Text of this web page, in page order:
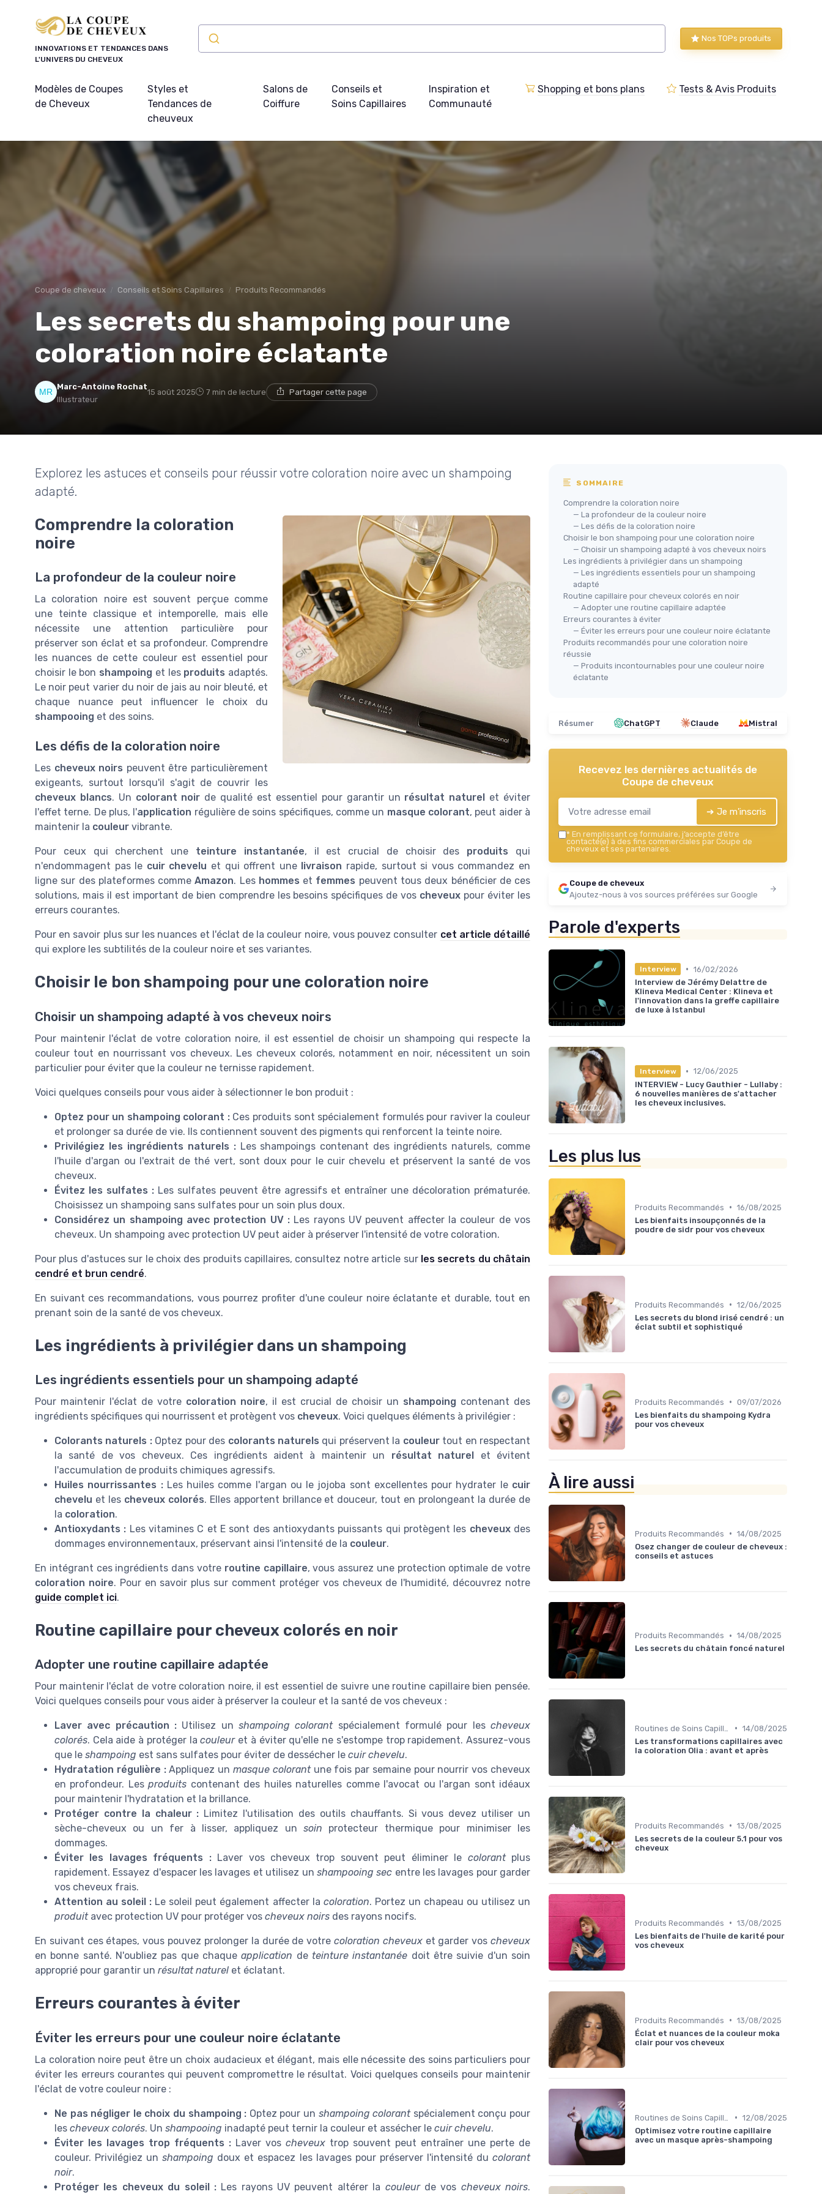
INNOVATIONS ET TENDANCES DANS
L'UNIVERS DU CHEVEUX
Nos TOPs produits
Modèles de Coupes
de Cheveux
Styles et
Tendances de
cheuveux
Salons de
Coiffure
Conseils et
Soins Capillaires
Inspiration et
Communauté
Shopping et bons plans Tests & Avis Produits
Coupe de cheveux Conseils et Soins Capillaires Produits Recommandés
Les secrets du shampoing pour une
coloration noire éclatante
Marc-Antoine Rochat
Illustrateur
15 août 2025 7 min de lecture Partager cette page
Explorez les astuces et conseils pour réussir votre coloration noire avec un shampoing
adapté.
Comprendre la coloration
noire
La profondeur de la couleur noire
La coloration noire est souvent perçue comme
une teinte classique et intemporelle, mais elle
nécessite une attention particulière pour
préserver son éclat et sa profondeur. Comprendre
les nuances de cette couleur est essentiel pour
choisir le bon shampoing et les produits adaptés.
Le noir peut varier du noir de jais au noir bleuté, et
chaque nuance peut influencer le choix du
shampooing et des soins.
Les défis de la coloration noire
Les cheveux noirs peuvent être particulièrement
exigeants, surtout lorsqu'il s'agit de couvrir les
cheveux blancs. Un colorant noir de qualité est essentiel pour garantir un résultat naturel
et éviter
l'effet terne. De plus, l'application régulière de soins spécifiques, comme un masque colorant, peut aider à
maintenir la couleur vibrante.
Pour ceux qui cherchent une teinture instantanée, il est crucial de choisir des produits qui
n'endommagent pas le cuir chevelu et qui offrent une livraison rapide, surtout si vous commandez en
ligne sur des plateformes commeAmazon. Les hommes et femmes peuvent tous deux bénéficier de ces
solutions, mais il est important de bien comprendre les besoins spécifiques de vos cheveux pour éviter les
erreurs courantes.
Pour en savoir plus sur les nuances et l'éclat de la couleur noire, vous pouvez consulter cet article détaillé
qui explore les subtilités de la couleur noire et ses variantes.
Choisir le bon shampoing pour une coloration noire
Choisir un shampoing adapté à vos cheveux noirs
Pour maintenir l'éclat de votre coloration noire, il est essentiel de choisir un shampoing qui respecte la
couleur tout en nourrissant vos cheveux. Les cheveux colorés, notamment en noir, nécessitent un soin
particulier pour éviter que la couleur ne ternisse rapidement.
Voici quelques conseils pour vous aider à sélectionner le bon produit :
Optez pour un shampoing colorant :Ces produits sont spécialement formulés pour raviver la couleur
et prolonger sa durée de vie. Ils contiennent souvent des pigments qui renforcent la teinte noire.
Privilégiez les ingrédients naturels :Les shampoings contenant des ingrédients naturels, comme
l'huile d'argan ou l'extrait de thé vert, sont doux pour le cuir chevelu et préservent la santé de vos
cheveux.
Évitez les sulfates : Les sulfates peuvent être agressifs et entraîner une décoloration prématurée.
Choisissez un shampoing sans sulfates pour un soin plus doux.
Considérez un shampoing avec protection UV : Les rayons UV peuvent affecter la couleur de vos
cheveux. Un shampoing avec protection UV peut aider à préserver l'intensité de votre coloration.
Pour plus d'astuces sur le choix des produits capillaires, consultez notre article sur les secrets du châtain
cendré et brun cendré.
En suivant ces recommandations, vous pourrez profiter d'une couleur noire éclatante et durable, tout en
prenant soin de la santé de vos cheveux.
Les ingrédients à privilégier dans un shampoing
Les ingrédients essentiels pour un shampoing adapté
Pour maintenir l'éclat de votre coloration noire, il est crucial de choisir un shampoing contenant des
ingrédients spécifiques qui nourrissent et protègent vos cheveux. Voici quelques éléments à privilégier :
Colorants naturels :Optez pour des colorants naturels qui préservent la couleurtout en respectant
la santé de vos cheveux. Ces ingrédients aident à maintenir un résultat naturel et évitent
l'accumulation de produits chimiques agressifs.
Huiles nourrissantes :Les huiles comme l'argan ou le jojoba sont excellentes pour hydrater le cuir
chevelu et les cheveux colorés. Elles apportent brillance et douceur, tout en prolongeant la durée de
la coloration.
Antioxydants : Les vitamines C et E sont des antioxydants puissants qui protègent les cheveuxdes
dommages environnementaux, préservant ainsi l'intensité de la couleur.
En intégrant ces ingrédients dans votre routine capillaire, vous assurez une protection optimale de votre
coloration noire. Pour en savoir plus sur comment protéger vos cheveux de l'humidité, découvrez notre
guide complet ici.
Routine capillaire pour cheveux colorés en noir
Adopter une routine capillaire adaptée
Pour maintenir l'éclat de votre coloration noire, il est essentiel de suivre une routine capillaire bien pensée.
Voici quelques conseils pour vous aider à préserver la couleur et la santé de vos cheveux :
Laver avec précaution : Utilisez un shampoing colorantspécialement formulé pour lescheveux
colorés. Cela aide à protéger lacouleuret à éviter qu'elle ne s'estompe trop rapidement. Assurez-vous
que le shampoing est sans sulfates pour éviter de dessécher le cuir chevelu.
Hydratation régulière :Appliquez un masque colorantune fois par semaine pour nourrir vos cheveux
en profondeur. Lesproduits contenant des huiles naturelles comme l'avocat ou l'argan sont idéaux
pour maintenir l'hydratation et la brillance.
Protéger contre la chaleur : Limitez l'utilisation des outils chauffants. Si vous devez utiliser un
sèche-cheveux ou un fer à lisser, appliquez unsoin protecteur thermique pour minimiser les
dommages.
Éviter les lavages fréquents :Laver vos cheveux trop souvent peut éliminer le colorantplus
rapidement. Essayez d'espacer les lavages et utilisez un shampooing sec entre les lavages pour garder
vos cheveux frais.
Attention au soleil : Le soleil peut également affecter la coloration. Portez un chapeau ou utilisez un
produitavec protection UV pour protéger vos cheveux noirs des rayons nocifs.
En suivant ces étapes, vous pouvez prolonger la durée de votre coloration cheveuxet garder vos cheveux
en bonne santé. N'oubliez pas que chaqueapplication de teinture instantanée doit être suivie d'un soin
approprié pour garantir un résultat naturel et éclatant.
Erreurs courantes à éviter
Éviter les erreurs pour une couleur noire éclatante
La coloration noire peut être un choix audacieux et élégant, mais elle nécessite des soins particuliers pour
éviter les erreurs courantes qui peuvent compromettre le résultat. Voici quelques conseils pour maintenir
l'éclat de votre couleur noire :
Ne pas négliger le choix du shampoing : Optez pour un shampoing colorantspécialement conçu pour
les cheveux colorés. Un shampooing inadapté peut ternir la couleur et assécher le cuir chevelu.
Éviter les lavages trop fréquents : Laver vos cheveux trop souvent peut entraîner une perte de
couleur. Privilégiez unshampoing doux et espacez les lavages pour préserver l'intensité ducolorant
noir.
Protéger les cheveux du soleil :Les rayons UV peuvent altérer la couleurde vos cheveux noirs.
SOMMAIRE
Comprendre la coloration noire
— La profondeur de la couleur noire
— Les défis de la coloration noire
Choisir le bon shampoing pour une coloration noire
— Choisir un shampoing adapté à vos cheveux noirs
Les ingrédients à privilégier dans un shampoing
— Les ingrédients essentiels pour un shampoing
adapté
Routine capillaire pour cheveux colorés en noir
— Adopter une routine capillaire adaptée
Erreurs courantes à éviter
— Éviter les erreurs pour une couleur noire éclatante
Produits recommandés pour une coloration noire
réussie
— Produits incontournables pour une couleur noire
éclatante
Résumer ChatGPT Claude Mistral
Recevez les dernières actualités de
Coupe de cheveux
➔ Je m'inscris
* En remplissant ce formulaire, j’accepte d’être
contacté(e) à des fins commerciales par Coupe de
cheveux et ses partenaires.
Coupe de cheveux
Ajoutez-nous à vos sources préférées sur Google
Parole d'experts
Interview • 16/02/2026
Interview de Jérémy Delattre de
Klineva Medical Center : Klineva et
l'innovation dans la greffe capillaire
de luxe à Istanbul
Interview • 12/06/2025
INTERVIEW - Lucy Gauthier - Lullaby :
6 nouvelles manières de s'attacher
les cheveux inclusives.
Les plus lus
Produits Recommandés • 16/08/2025
Les bienfaits insoupçonnés de la
poudre de sidr pour vos cheveux
Produits Recommandés • 12/06/2025
Les secrets du blond irisé cendré : un
éclat subtil et sophistiqué
Produits Recommandés • 09/07/2026
Les bienfaits du shampoing Kydra
pour vos cheveux
À lire aussi
Produits Recommandés • 14/08/2025
Osez changer de couleur de cheveux :
conseils et astuces
Produits Recommandés • 14/08/2025
Les secrets du châtain foncé naturel
• 14/08/2025
Les transformations capillaires avec
la coloration Olia : avant et après
Produits Recommandés • 13/08/2025
Les secrets de la couleur 5.1 pour vos
cheveux
Produits Recommandés • 13/08/2025
Les bienfaits de l'huile de karité pour
vos cheveux
Produits Recommandés • 13/08/2025
Éclat et nuances de la couleur moka
clair pour vos cheveux
• 12/08/2025
Optimisez votre routine capillaire
avec un masque après-shampoing